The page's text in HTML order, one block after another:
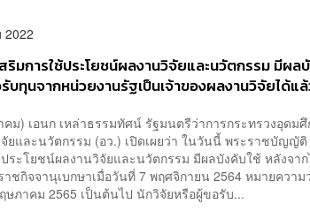
ริมการใช้ประโยชน์ผลงานวิจัยและนวัตกรรม มีผล
ทุนจากหน่วยงานรัฐเป็นเจ้าของผลงานวิจัยได้แ
ม) เอนก เหล่าธรรมทัศน์ รัฐมนตรีว่าการกระทรวงอุดมศึ
ยและนวัตกรรม (อว.) เปิดเผยว่า ในวันนี้ พระราชบัญญัติ
ประโยชน์ผลงานวิจัยและนวัตกรรม มีผลบังคับใช้ หลังจา
ชกิจจานุเบกษาเมื่อวันที่ 7 พฤศจิกายน 2564 หมายความ
ษภาคม 2565 เป็นต้นไป นักวิจัยหรือผู้ขอรับ...